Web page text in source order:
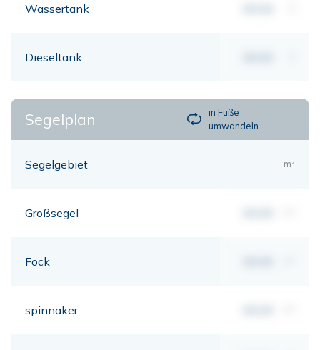
Wassertank
Dieseltank
Segelplan
in Füße
umwandeln
Segelgebiet m²
Großsegel
Fock
spinnaker